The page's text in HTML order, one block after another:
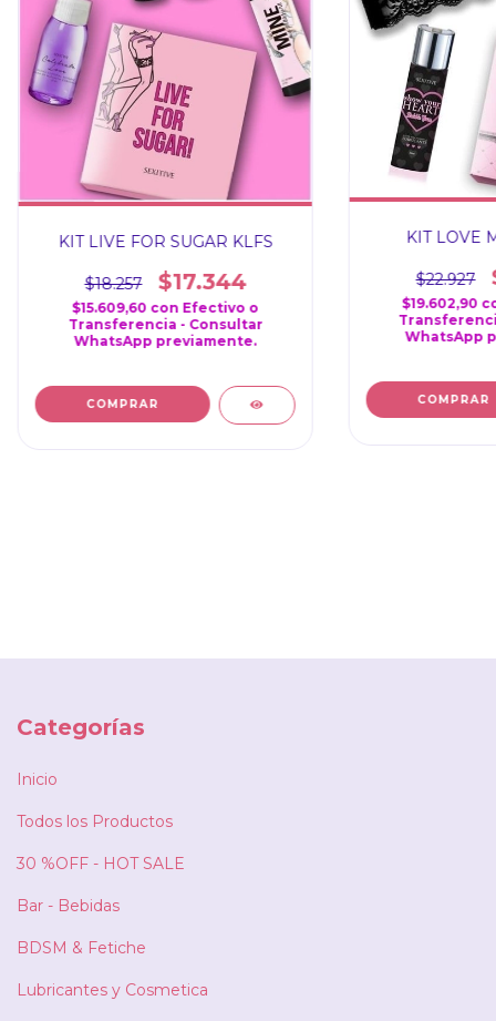
KIT LIVE FOR SUGAR KLFS
$18.257 $17.344
$15.609,60 con Efectivo o
Transferencia - Consultar
WhatsApp previamente.
KIT LOVE
$22.927
$19.602,90
WhatsApp
Categorías
Inicio
Todos los Productos
30 %OFF - HOT SALE
Bar - Bebidas
BDSM & Fetiche
Lubricantes y Cosmetica